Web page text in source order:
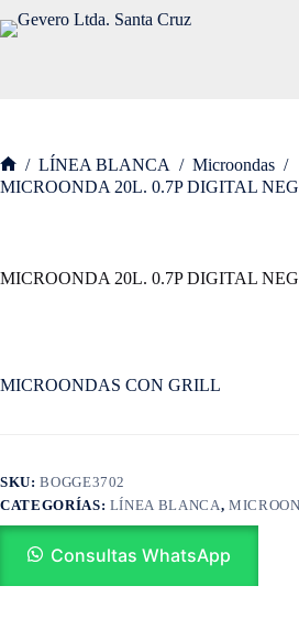
/ LÍNEA BLANCA / Microondas /
MICROONDA 20L. 0.7P DIGITAL
MICROONDA 20L. 0.7P DIGITAL
MICROONDAS CON GRILL
SKU:BOGGE3702
CATEGORÍAS: LÍNEA BLANCA,
Consultas WhatsApp